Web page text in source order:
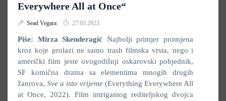
Everywhere All at Once“
Sead Vegara 27.03.2023.
Piše: Mirza Skenderagić Najbolji primjer promjena
kroz koje prolazi ne samo trash filmska vrsta, nego i
američki film jeste ovogodišnji oskarovski pobjednik,
SF komična drama sa elementima mnogih drugih
žanrova,Sve u isto vrijeme(Everything Everywhere All
at Once, 2022). Film intrigantog rediteljskog dvojca